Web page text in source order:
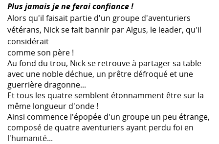
Plus jamais je ne ferai confiance !
Alors qu'il faisait partie d'un groupe d'aventuriers
vétérans, Nick se fait bannir par Algus, le leader, qu'il
considérait
comme son père !
Au fond du trou, Nick se retrouve à partager sa table
avec une noble déchue, un prêtre défroqué et une
guerrière dragonne...
Et tous les quatre semblent étonnamment être sur la
même longueur d'onde !
Ainsi commence l'épopée d'un groupe un peu étrange,
composé de quatre aventuriers ayant perdu foi en
l'humanité...